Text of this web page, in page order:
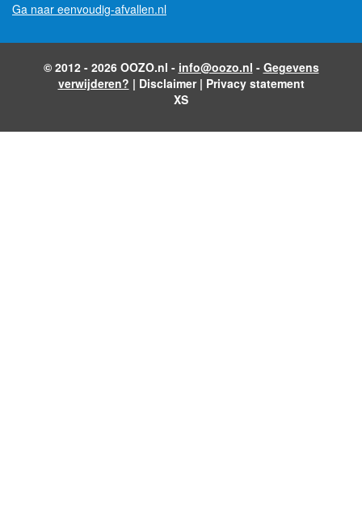
Ga naar eenvoudig-afvallen.nl
© 2012 - 2026 OOZO.nl - info@oozo.nl - Gegevens
verwijderen? | Disclaimer| Privacy statement
XS